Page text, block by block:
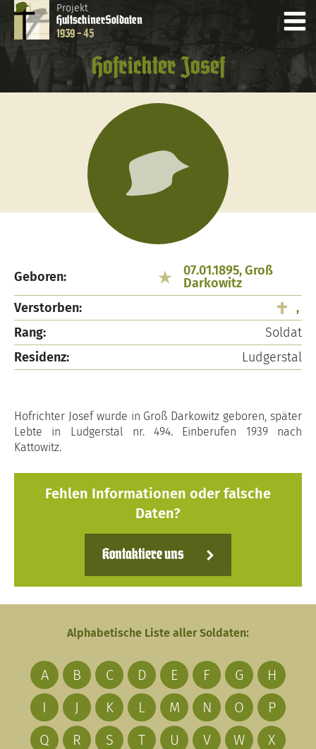
Projekt
HultschinerSoldaten
1939 - 45
Hofrichter Josef
Geboren:
07.01.1895, Groß
Darkowitz
Verstorben:
,
Rang:
Soldat
Residenz:
Ludgerstal
Hofrichter Josef wurde in Groß Darkowitz geboren, später
Lebte in Ludgerstal nr. 494. Einberufen 1939 nach
Kattowitz.
Fehlen Informationen oder falsche
Daten?
Kontaktiere uns
Alphabetische Liste aller Soldaten:
A B C D E F G
H
I
J K L M N O
P
Q
R S T U V W
X